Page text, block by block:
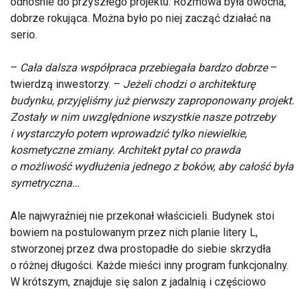
dobrze rokująca. Można było po niej zacząć działać na
serio.
– Cała dalsza współpraca przebiegała bardzo dobrze–
twierdzą inwestorzy. – Jeżeli chodzi o architekturę
budynku, przyjęliśmy już pierwszy zaproponowany projekt.
Zostały w nim uwzględnione wszystkie nasze potrzeby
i wystarczyło potem wprowadzić tylko niewielkie,
kosmetyczne zmiany. Architekt pytał co prawda
o możliwość wydłużenia jednego z boków, aby całość była
symetryczna…
Ale najwyraźniej nie przekonał właścicieli. Budynek stoi
bowiem na postulowanym przez nich planie litery L,
stworzonej przez dwa prostopadłe do siebie skrzydła
o różnej długości. Każde mieści inny program funkcjonalny.
W krótszym, znajduje się salon z jadalnią i częściowo